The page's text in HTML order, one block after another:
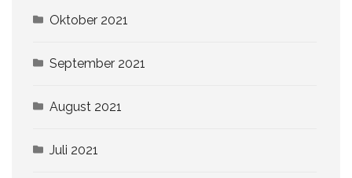
Oktober 2021
September 2021
August 2021
Juli 2021